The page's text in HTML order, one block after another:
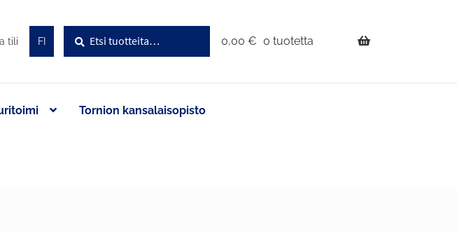
tili FI 0,00 € 0 tuotetta
Tornion kansalaisopisto